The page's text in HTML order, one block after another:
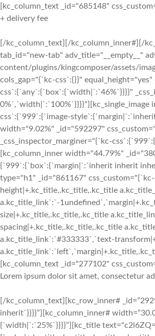
[kc_column_text _id="685148"
+ delivery fee
[/kc_column_text][/kc_column_inner#][/
tab_id="new-tab" adv_title="__empty__"
content/plugins/kingcomposer/assets/
cols_gap="{`kc-css`:{}}"
css`:{`any`:{`box`:{`width|`:`46%`}}}}"
0%`,`width|`:`100%`}}}}"][kc_single_image
css`:{`999`:{`image-
width="9.02%" _id="592297"
_css_inspector_marginer="{`kc-
[kc_column_inner width="44.79%"
{`999`:{`box`:{`margin|`:`inherit inherit
type="h1" _id="861167"
height|+.kc_title,.kc_title,.kc_title
a.kc_title_link`:`-
size|+.kc_title,.kc_title,.kc_title
spacing|+.kc_title,.kc_title,.kc_title
a.kc_title_link`:`#333333`,`text-
[kc_column_text _id="277102"
Lorem ipsum dolor sit amet, consectetur
[/kc_column_text][kc_row_inner#
inherit`}}}}”][kc_column_inner#
{`width|`:`25%`}}}}”][kc_title